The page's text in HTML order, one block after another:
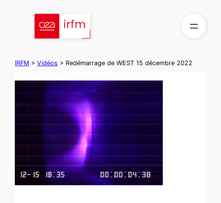
IRFM >Vidéos > Redémarrage de WEST 15 décembre 2022